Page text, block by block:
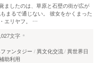
ましたのは、草原と石壁の街が広が
まるで通じない。 彼女をかくまった
エリヤフ。 …
文字
ァンタジー 異文化交流 異世界日
助利用